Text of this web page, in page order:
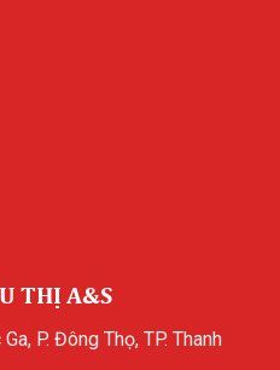
THỊ A&S
P. Đông Thọ, TP. Thanh